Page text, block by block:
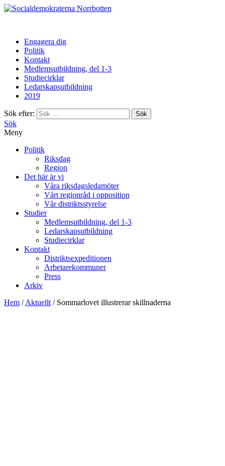
Norrbotten
Engagera dig
Politik
Kontakt
Medlemsutbildning, del 1-3
Studiecirklar
Ledarskapsutbildning
2019
Sök efter:
Sök
Meny
Politik
Riksdag
Region
Det här är vi
Våra riksdagsledamöter
Vårt regionråd i opposition
Vår distriktsstyrelse
Studier
Medlemsutbildning, del 1-3
Ledarskapsutbildning
Studiecirklar
Kontakt
Distriktsexpeditionen
Arbetarekommuner
Press
Arkiv
Hem /Aktuellt / Sommarlovet illustrerar skillnaderna